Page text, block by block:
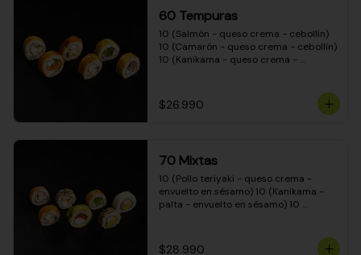
60 Tempuras
10 (Salmón - queso crema - cebollín)
10 (Camarón - queso crema - cebollín)
10 (Kanikama - queso crema -
crema - cebollín) 10 (Carne - queso
crema - cebollín)
$26.990
70 Mixtas
10 (Pollo teriyaki - queso crema -
envuelto en sésamo) 10 (Kanikama -
palta - envuelto en sésamo) 10
- envuelto en queso crema) 10
$28.990